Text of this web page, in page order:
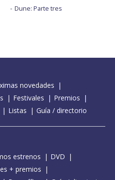
Dune: Parte tres
novedades
Festivales
Premios
Listas Guía / directorio
estrenos
DVD
+ premios